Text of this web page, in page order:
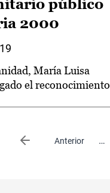
público
2000
María Luisa
el reconocimiento
Anterior
Página anterior …